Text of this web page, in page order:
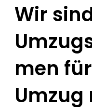
Wir
men
Umzug